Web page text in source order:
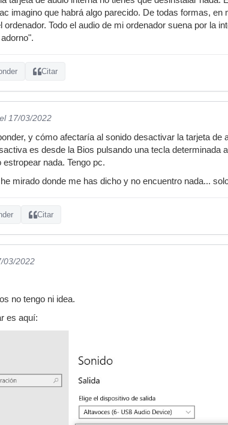
imagino que habrá algo parecido. De todas formas,
ordenador. Todo el audio de mi ordenador suena por la
Citar
el 17/03/2022
y cómo afectaría al sonido desactivar la tarjeta de
es desde la Bios pulsando una tecla determinada
estropear nada. Tengo pc.
mirado donde me has dicho y no encuentro nada...
Citar
03/2022
no tengo ni idea.
es aquí: